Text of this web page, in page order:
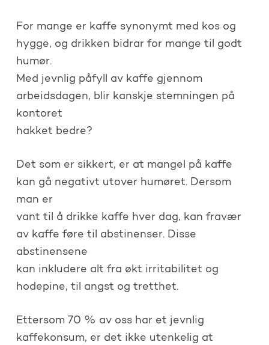
For mange er kaffe synonymt med kos og
hygge, og drikken bidrar for mange til godt
humør.
Med jevnlig påfyll av kaffe gjennom
arbeidsdagen, blir kanskje stemningen på
kontoret
hakket bedre?
Det som er sikkert, er at mangel på kaffe
kan gå negativt utover humøret. Dersom
man er
vant til å drikke kaffe hver dag, kan fravær
av kaffe føre til abstinenser. Disse
abstinensene
kan inkludere alt fra økt irritabilitet og
hodepine, til angst og tretthet.
Ettersom 70 % av oss har et jevnlig
kaffekonsum, er det ikke utenkelig at